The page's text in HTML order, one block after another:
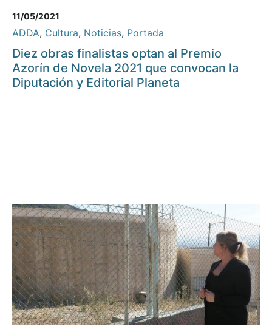
11/05/2021
ADDA, Cultura, Noticias, Portada
Diez obras finalistas optan al Premio
Azorín de Novela 2021 que convocan la
Diputación y Editorial Planeta